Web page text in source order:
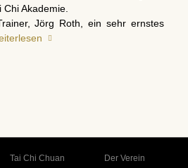
Akademie.
Jörg Roth, ein sehr ernstes
Tai Chi Chuan
Der Verein